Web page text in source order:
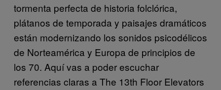
tormenta perfecta de historia folclórica,
plátanos de temporada y paisajes dramáticos
están modernizando los sonidos psicodélicos
de Norteamérica y Europa de principios de
los 70. Aquí vas a poder escuchar
referencias claras a The 13th Floor Elevators